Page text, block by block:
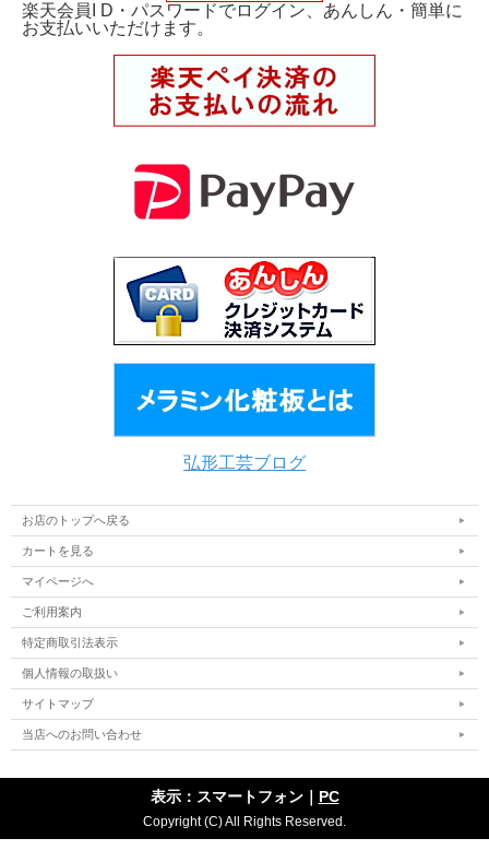
楽天会員I D・パスワードでログイン、あんしん・簡単に
お支払いいただけます。
弘形工芸ブログ
お店のトップへ戻る
カートを見る
マイページへ
ご利用案内
特定商取引法表示
個人情報の取扱い
サイトマップ
当店へのお問い合わせ
表示：スマートフォン｜ PC
Copyright (C) All Rights Reserved.